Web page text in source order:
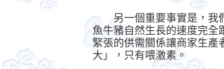
另一個重要事實是，我們
魚牛豬自然生長的速度完全
緊張的供需關係讓商家生產
大」，只有喂激素。